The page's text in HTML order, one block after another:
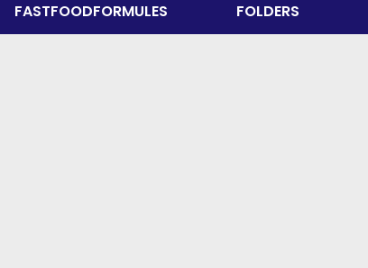
FASTFOODFORMULES FOLDERS